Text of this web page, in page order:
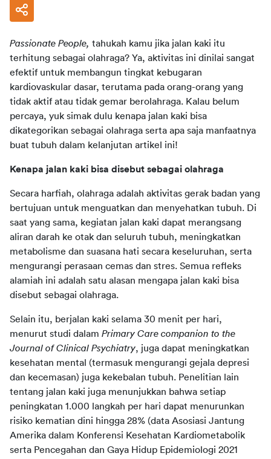
Passionate People, tahukah kamu jika jalan kaki itu
terhitung sebagai olahraga? Ya, aktivitas ini dinilai sangat
efektif untuk membangun tingkat kebugaran
kardiovaskular dasar, terutama pada orang-orang yang
tidak aktif atau tidak gemar berolahraga. Kalau belum
percaya, yuk simak dulu kenapa jalan kaki bisa
dikategorikan sebagai olahraga serta apa saja manfaatnya
buat tubuh dalam kelanjutan artikel ini!
Kenapa jalan kaki bisa disebut sebagai olahraga
Secara harfiah, olahraga adalah aktivitas gerak badan yang
bertujuan untuk menguatkan dan menyehatkan tubuh. Di
saat yang sama, kegiatan jalan kaki dapat merangsang
aliran darah ke otak dan seluruh tubuh, meningkatkan
metabolisme dan suasana hati secara keseluruhan, serta
mengurangi perasaan cemas dan stres. Semua refleks
alamiah ini adalah satu alasan mengapa jalan kaki bisa
disebut sebagai olahraga.
Selain itu, berjalan kaki selama 30 menit per hari,
menurut studi dalam Primary Care companion to the
Journal of Clinical Psychiatry, juga dapat meningkatkan
kesehatan mental (termasuk mengurangi gejala depresi
dan kecemasan) juga kekebalan tubuh. Penelitian lain
tentang jalan kaki juga menunjukkan bahwa setiap
peningkatan 1.000 langkah per hari dapat menurunkan
risiko kematian dini hingga 28% (data Asosiasi Jantung
Amerika dalam Konferensi Kesehatan Kardiometabolik
serta Pencegahan dan Gaya Hidup Epidemiologi 2021